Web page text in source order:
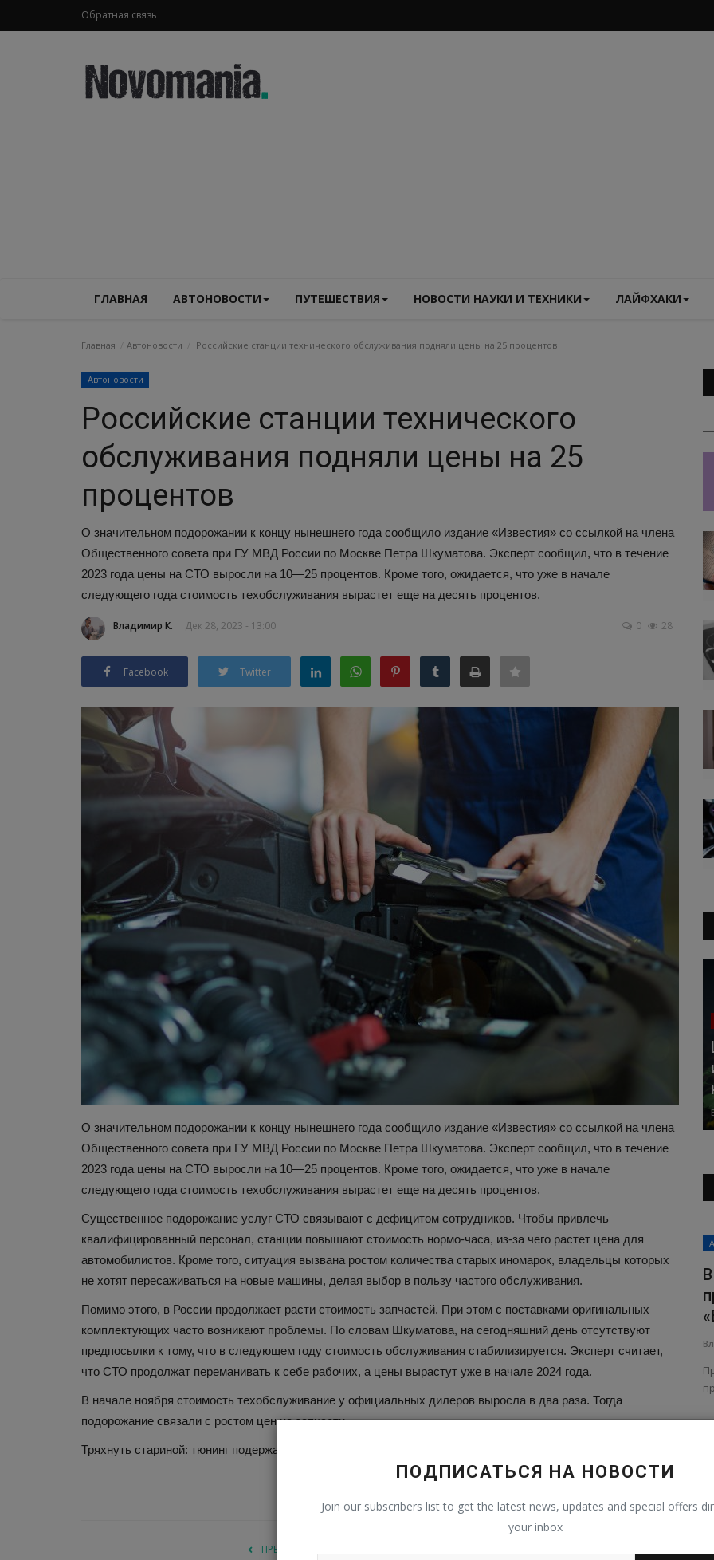
Обратная связь
ГЛАВНАЯ АВТОНОВОСТИ ПУТЕШЕСТВИЯ НОВОСТИ НАУКИ И ТЕХНИКИ ЛАЙФХАКИ
ПОДПИСАТЬСЯ НА НОВОСТИ
Join our subscribers list to get the latest news, updates and special offers
your inbox
Главная Автоновости Российские станции технического обслуживания подняли цены на 25 процентов
Автоновости
Российские станции технического
обслуживания подняли цены на 25
процентов
О значительном подорожании к концу нынешнего года сообщило издание «Известия» со ссылкой на члена
Общественного совета при ГУ МВД России по Москве Петра Шкуматова. Эксперт сообщил, что в течение
2023 года цены на СТО выросли на 10—25 процентов. Кроме того, ожидается, что уже в начале
следующего года стоимость техобслуживания вырастет еще на десять процентов.
Владимир К. Дек 28, 2023 - 13:00 0 28
Facebook Twitter
О значительном подорожании к концу нынешнего года сообщило издание «Известия» со ссылкой на члена
Общественного совета при ГУ МВД России по Москве Петра Шкуматова. Эксперт сообщил, что в течение
2023 года цены на СТО выросли на 10—25 процентов. Кроме того, ожидается, что уже в начале
следующего года стоимость техобслуживания вырастет еще на десять процентов.
Существенное подорожание услуг СТО связывают с дефицитом сотрудников. Чтобы привлечь
квалифицированный персонал, станции повышают стоимость нормо-часа, из-за чего растет цена для
автомобилистов. Кроме того, ситуация вызвана ростом количества старых иномарок, владельцы которых
не хотят пересаживаться на новые машины, делая выбор в пользу частого обслуживания.
Помимо этого, в России продолжает расти стоимость запчастей. При этом с поставками оригинальных
комплектующих часто возникают проблемы. По словам Шкуматова, на сегодняшний день отсутствуют
предпосылки к тому, что в следующем году стоимость обслуживания стабилизируется. Эксперт считает,
что СТО продолжат переманивать к себе рабочих, а цены вырастут уже в начале 2024 года.
В начале ноября стоимость техобслуживание у официальных дилеров выросла в два раза. Тогда
подорожание связали с ростом цен на запчасти.
Тряхнуть стариной: тюнинг подержанных автомобилей
ПРЕДЫДУЩАЯ СТАТЬЯ
Путешествия
Старейшие города России, которые
обязательно нужно посетить
Владимир К.
Автоновости
Honda впервые доверила разработку
Японский автопроизводитель Honda впервые в своей
истории передал сторонней инжиниринговой...